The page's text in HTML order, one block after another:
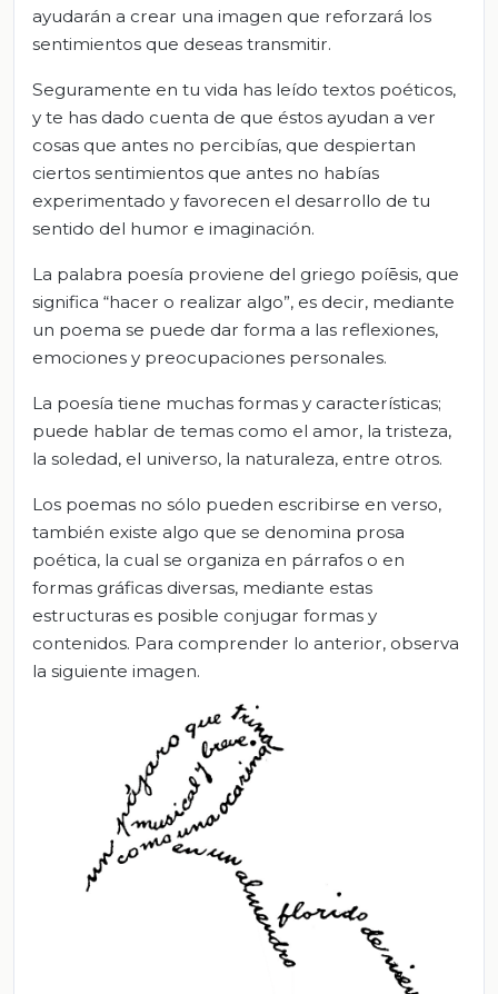
ayudarán a crear una imagen que reforzará los
sentimientos que deseas transmitir.
Seguramente en tu vida has leído textos poéticos,
y te has dado cuenta de que éstos ayudan a ver
cosas que antes no percibías, que despiertan
ciertos sentimientos que antes no habías
experimentado y favorecen el desarrollo de tu
sentido del humor e imaginación.
La palabra poesía proviene del griego poíēsis, que
significa “hacer o realizar algo”, es decir, mediante
un poema se puede dar forma a las reflexiones,
emociones y preocupaciones personales.
La poesía tiene muchas formas y características;
puede hablar de temas como el amor, la tristeza,
la soledad, el universo, la naturaleza, entre otros.
Los poemas no sólo pueden escribirse en verso,
también existe algo que se denomina prosa
poética, la cual se organiza en párrafos o en
formas gráficas diversas, mediante estas
estructuras es posible conjugar formas y
contenidos. Para comprender lo anterior, observa
la siguiente imagen.